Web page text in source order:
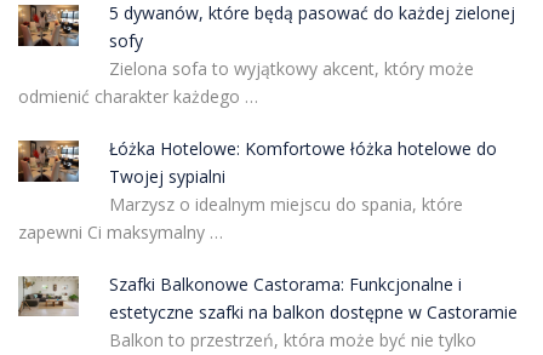
5 dywanów, które będą pasować do każdej zielonej
sofy
Zielona sofa to wyjątkowy akcent, który może
odmienić charakter każdego …
Łóżka Hotelowe: Komfortowe łóżka hotelowe do
Twojej sypialni
Marzysz o idealnym miejscu do spania, które
zapewni Ci maksymalny …
Szafki Balkonowe Castorama: Funkcjonalne i
estetyczne szafki na balkon dostępne w Castoramie
Balkon to przestrzeń, która może być nie tylko